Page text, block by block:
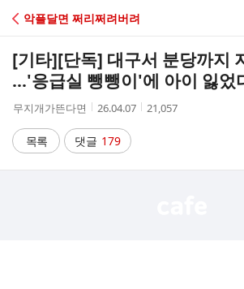
C
A
악플달면 쩌리쩌려버려
[기타][단독] 대구서 분당까지
…'응급실 뺑뺑이'에 아이 잃었
작
자
무지개가뜬다면
작
시
간
26.04.07
조
21,057
목록 댓글 179